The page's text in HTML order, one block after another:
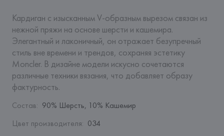
Кардиган с изысканным V-образным вырезом связан из
нежной пряжи на основе шерсти и кашемира.
Элегантный и лаконичный, он отражает безупречный
стиль вне времени и трендов, сохраняя эстетику
Moncler. В дизайне модели искусно сочетаются
различные техники вязания, что добавляет образу
фактурность.
Состав: 90% Шерсть, 10% Кашемир
Цвет производителя: 034